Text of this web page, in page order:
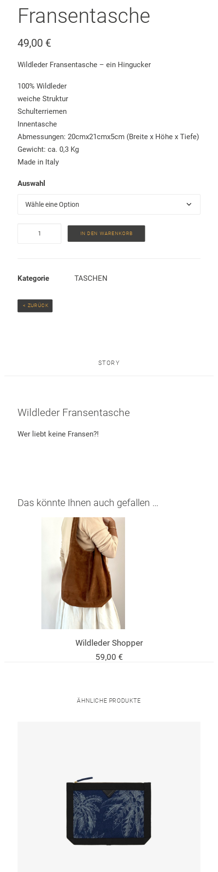
Fransentasche
49,00 €
Wildleder Fransentasche – ein Hingucker
100% Wildleder
weiche Struktur
Schulterriemen
Innentasche
Abmessungen: 20cmx21cmx5cm (Breite x Höhe x Tiefe)
Gewicht: ca. 0,3 Kg
Made in Italy
Auswahl
Wildleder
IN DEN WARENKORB
Kategorie TASCHEN
< ZURÜCK
STORY
Wildleder Fransentasche
Wer liebt keine Fransen?!
Das könnte Ihnen auch gefallen …
Wildleder Shopper
59,00 €
ÄHNLICHE PRODUKTE